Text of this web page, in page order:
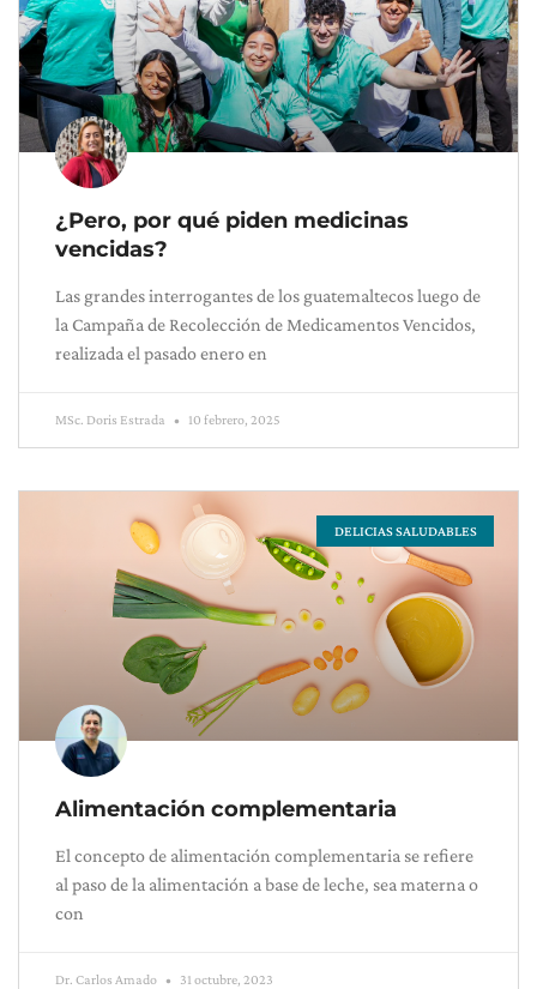
¿Pero, por qué piden medicinas
vencidas?
Las grandes interrogantes de los guatemaltecos luego de
la Campaña de Recolección de Medicamentos Vencidos,
realizada el pasado enero en
MSc. Doris Estrada 10 febrero, 2025
DELICIAS SALUDABLES
Alimentación complementaria
El concepto de alimentación complementaria se refiere
al paso de la alimentación a base de leche, sea materna o
con
Dr. Carlos Amado 31 octubre, 2023